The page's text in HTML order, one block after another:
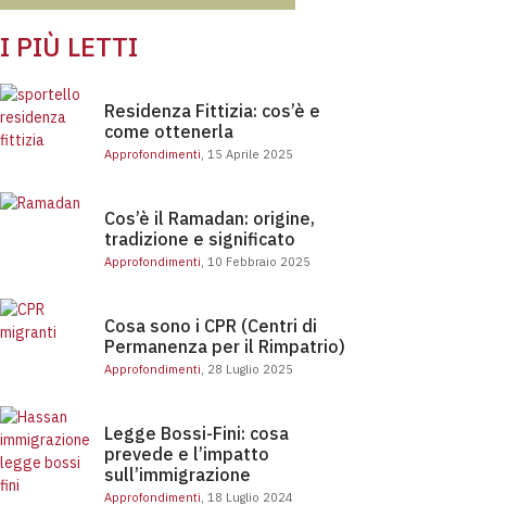
I PIÙ LETTI
Residenza Fittizia: cos’è e
come ottenerla
Approfondimenti, 15 Aprile 2025
Cos’è il Ramadan: origine,
tradizione e significato
Approfondimenti, 10 Febbraio 2025
Cosa sono i CPR (Centri di
Permanenza per il Rimpatrio)
Approfondimenti, 28 Luglio 2025
Legge Bossi-Fini: cosa prevede e l’impatto sull’immigrazione
Legge Bossi-Fini: cosa
prevede e l’impatto
sull’immigrazione
Approfondimenti, 18 Luglio 2024